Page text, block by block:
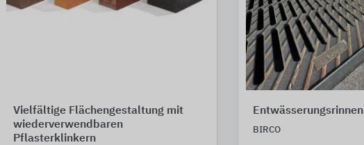
Vielfältige Flächengestaltung mit
wiederverwendbaren
Pflasterklinkern
Entwässerungsrinnen
BIRCO